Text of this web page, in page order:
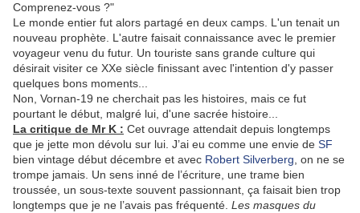
Comprenez-vous ?"
Le monde entier fut alors partagé en deux camps. L'un tenait un
nouveau prophète. L'autre faisait connaissance avec le premier
voyageur venu du futur. Un touriste sans grande culture qui
désirait visiter ce XXe siècle finissant avec l'intention d'y passer
quelques bons moments...
Non, Vornan-19 ne cherchait pas les histoires, mais ce fut
pourtant le début, malgré lui, d'une sacrée histoire...
La critique de Mr K : Cet ouvrage attendait depuis longtemps
que je jette mon dévolu sur lui. J’ai eu comme une envie de SF
bien vintage début décembre et avec Robert Silverberg , on ne se
trompe jamais. Un sens inné de l’écriture, une trame bien
troussée, un sous-texte souvent passionnant, ça faisait bien trop
longtemps que je ne l’avais pas fréquenté. Les masques du